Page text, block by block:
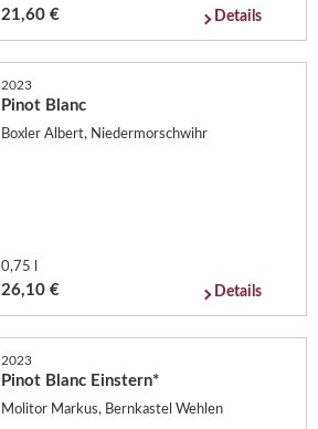
21,60 € Details
2023
Pinot Blanc
Boxler Albert, Niedermorschwihr
0,75 l
26,10 € Details
2023
Pinot Blanc Einstern*
Molitor Markus, Bernkastel Wehlen